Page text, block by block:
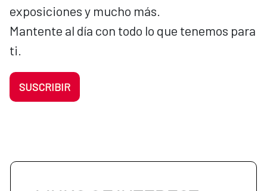
exposiciones y mucho más.
Mantente al día con todo lo que tenemos para
ti.
SUSCRIBIR